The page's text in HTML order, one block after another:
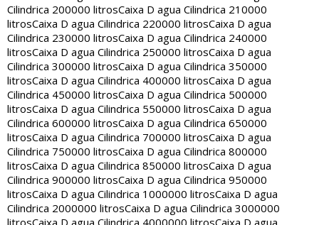
Cilindrica 200000 litrosCaixa D agua Cilindrica 210000
litrosCaixa D agua Cilindrica 220000 litrosCaixa D agua
Cilindrica 230000 litrosCaixa D agua Cilindrica 240000
litrosCaixa D agua Cilindrica 250000 litrosCaixa D agua
Cilindrica 300000 litrosCaixa D agua Cilindrica 350000
litrosCaixa D agua Cilindrica 400000 litrosCaixa D agua
Cilindrica 450000 litrosCaixa D agua Cilindrica 500000
litrosCaixa D agua Cilindrica 550000 litrosCaixa D agua
Cilindrica 600000 litrosCaixa D agua Cilindrica 650000
litrosCaixa D agua Cilindrica 700000 litrosCaixa D agua
Cilindrica 750000 litrosCaixa D agua Cilindrica 800000
litrosCaixa D agua Cilindrica 850000 litrosCaixa D agua
Cilindrica 900000 litrosCaixa D agua Cilindrica 950000
litrosCaixa D agua Cilindrica 1000000 litrosCaixa D agua
Cilindrica 2000000 litrosCaixa D agua Cilindrica 3000000